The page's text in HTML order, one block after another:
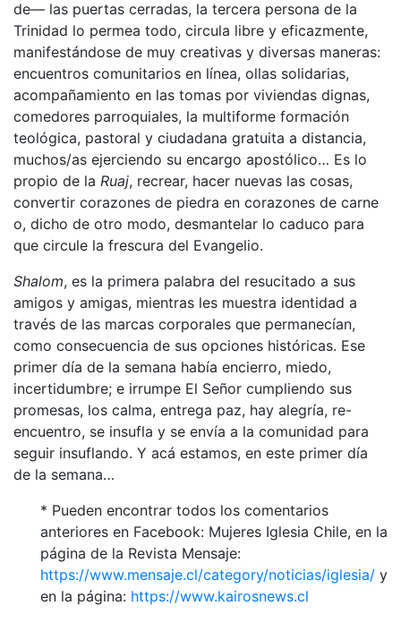
de— las puertas cerradas, la tercera persona de la
Trinidad lo permea todo, circula libre y eficazmente,
manifestándose de muy creativas y diversas maneras:
encuentros comunitarios en línea, ollas solidarias,
acompañamiento en las tomas por viviendas dignas,
comedores parroquiales, la multiforme formación
teológica, pastoral y ciudadana gratuita a distancia,
muchos/as ejerciendo su encargo apostólico… Es lo
propio de la Ruaj, recrear, hacer nuevas las cosas,
convertir corazones de piedra en corazones de carne
o, dicho de otro modo, desmantelar lo caduco para
que circule la frescura del Evangelio.
Shalom, es la primera palabra del resucitado a sus
amigos y amigas, mientras les muestra identidad a
través de las marcas corporales que permanecían,
como consecuencia de sus opciones históricas. Ese
primer día de la semana había encierro, miedo,
incertidumbre; e irrumpe El Señor cumpliendo sus
promesas, los calma, entrega paz, hay alegría, re-
encuentro, se insufla y se envía a la comunidad para
seguir insuflando. Y acá estamos, en este primer día
de la semana…
* Pueden encontrar todos los comentarios
anteriores en Facebook: Mujeres Iglesia Chile, en la
página de la Revista Mensaje:
https://www.mensaje.cl/category/noticias/iglesia/ y
en la página: https://www.kairosnews.cl